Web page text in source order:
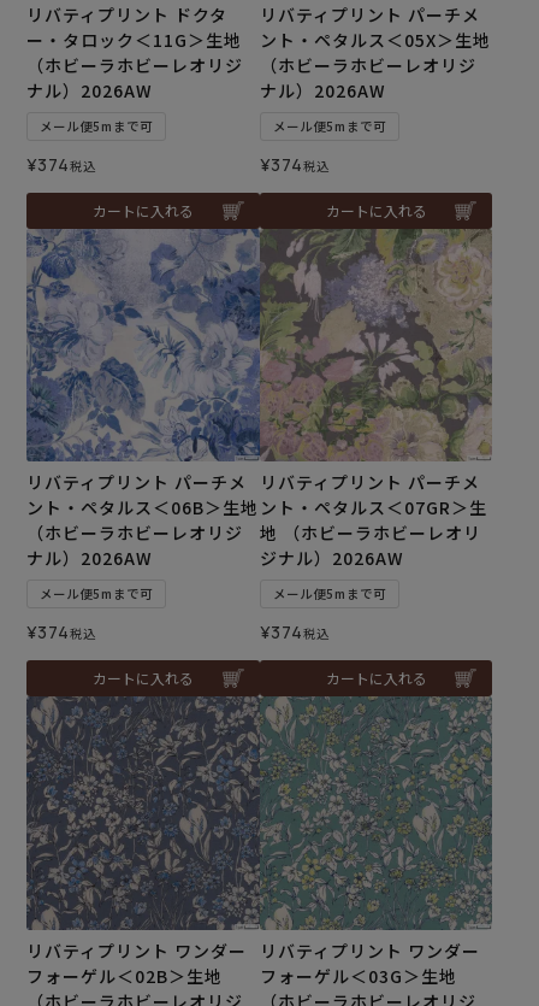
リバティプリント ドクタ
ー・タロック＜11G＞生地
（ホビーラホビーレオリジ
ナル）2026AW
メール便5mまで可
¥374税込
カートに入れる
リバティプリント パーチメ
ント・ペタルス＜05X＞生地
（ホビーラホビーレオリジ
ナル）2026AW
メール便5mまで可
¥374税込
カートに入れる
リバティプリント パーチメ
ント・ペタルス＜06B＞生地
（ホビーラホビーレオリジ
ナル）2026AW
メール便5mまで可
¥374税込
カートに入れる
リバティプリント パーチメ
ント・ペタルス＜07GR＞生
地 （ホビーラホビーレオリ
ジナル）2026AW
メール便5mまで可
¥374税込
カートに入れる
リバティプリント ワンダー
フォーゲル＜02B＞生地
（ホビーラホビーレオリジ
リバティプリント ワンダー
フォーゲル＜03G＞生地
（ホビーラホビーレオリジ